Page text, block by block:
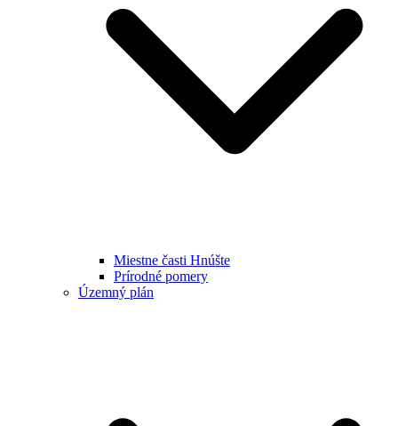
Miestne časti Hnúšte
Prírodné pomery
Územný plán